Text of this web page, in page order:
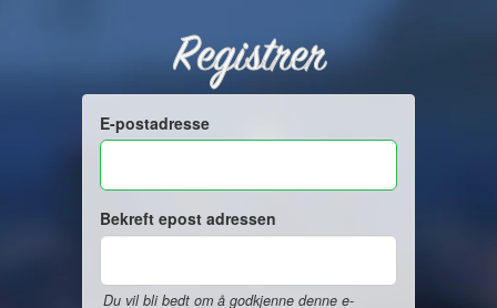
Registrer
E-postadresse
Bekreft epost adressen
Du vil bli bedt om å godkjenne denne e-